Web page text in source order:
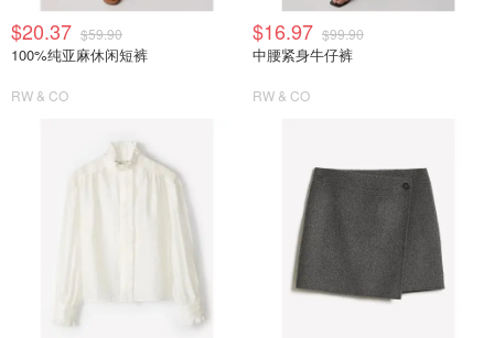
$20.37 $59.90
100%纯亚麻休闲短裤
RW & CO
$16.97 $99.90
中腰紧身牛仔裤
RW & CO